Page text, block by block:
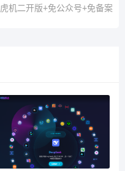
虎机二开版+免公众号+免备案